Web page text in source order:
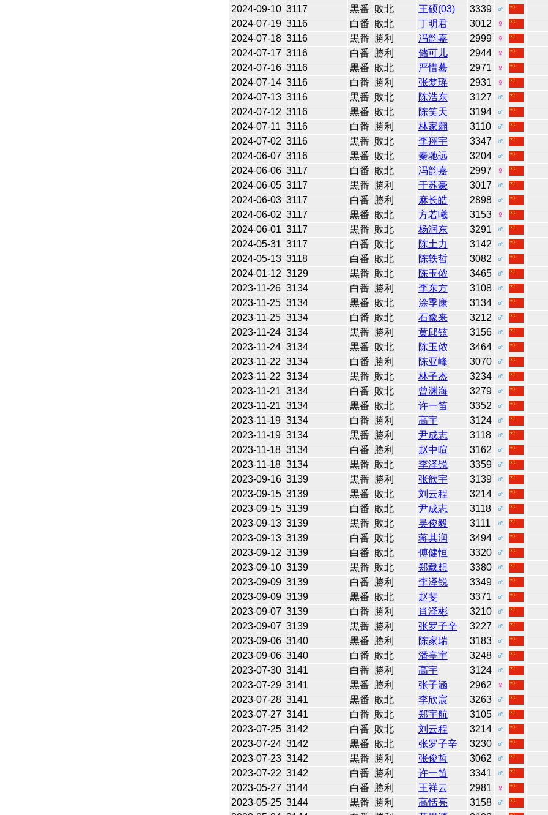
2024-09-10 3117 黒番 敗北 王硕(03) 3339
♂
2024-07-19 3116 白番 敗北 丁明君 3012
♀
2024-07-18 3116 黒番 勝利 冯韵嘉 2999
♀
2024-07-17 3116 白番 勝利 储可儿 2944
♀
2024-07-16 3116 黒番 敗北 严惜蓦 2971
♀
2024-07-14 3116 白番 勝利 张梦瑶 2931
♀
2024-07-13 3116 黒番 敗北 陈浩东 3127
♂
2024-07-12 3116 黒番 敗北 陈笑天 3194
♂
2024-07-11 3116 白番 勝利 林家翾 3110
♂
2024-07-02 3116 黒番 敗北 李翔宇 3347
♂
2024-06-07 3116 黒番 敗北 秦驰远 3204
♂
2024-06-06 3117 白番 敗北 冯韵嘉 2997
♀
2024-06-05 3117 黒番 勝利 于苏豪 3017
♂
2024-06-03 3117 白番 勝利 麻长皓 2898
♂
2024-06-02 3117 黒番 敗北 方若曦 3153
♀
2024-06-01 3117 黒番 敗北 杨润东 3291
♂
2024-05-31 3117 白番 敗北 陈土力 3142
♂
2024-05-13 3118 白番 敗北 陈轶哲 3082
♂
2024-01-12 3129 黒番 敗北 陈玉侬 3465
♂
2023-11-26 3134 白番 勝利 李东方 3108
♂
2023-11-25 3134 黒番 敗北 涂季康 3134
♂
2023-11-25 3134 白番 敗北 石豫来 3212
♂
2023-11-24 3134 黒番 勝利 黄邱铉 3156
♂
2023-11-24 3134 黒番 敗北 陈玉侬 3464
♂
2023-11-22 3134 白番 勝利 陈亚峰 3070
♂
2023-11-22 3134 黒番 敗北 林子杰 3234
♂
2023-11-21 3134 白番 敗北 曾渊海 3279
♂
2023-11-21 3134 黒番 敗北 许一笛 3352
♂
2023-11-19 3134 白番 勝利 高宇 3124
♂
2023-11-19 3134 黒番 勝利 尹成志 3118
♂
2023-11-18 3134 白番 勝利 赵中暄 3162
♂
2023-11-18 3134 黒番 敗北 李泽锐 3359
♂
2023-09-16 3139 黒番 勝利 张歆宇 3139
♂
2023-09-15 3139 黒番 敗北 刘云程 3214
♂
2023-09-15 3139 白番 敗北 尹成志 3118
♂
2023-09-13 3139 黒番 敗北 吴俊毅 3111
♂
2023-09-13 3139 白番 敗北 蒋其润 3494
♂
2023-09-12 3139 白番 敗北 傅健恒 3320
♂
2023-09-10 3139 黒番 敗北 郑载想 3380
♂
2023-09-09 3139 白番 勝利 李泽锐 3349
♂
2023-09-09 3139 黒番 敗北 赵斐 3371
♂
2023-09-07 3139 白番 勝利 肖泽彬 3210
♂
2023-09-07 3139 黒番 勝利 张罗子辛 3227
♂
2023-09-06 3140 黒番 勝利 陈家瑞 3183
♂
2023-09-06 3140 白番 敗北 潘亭宇 3248
♂
2023-07-30 3141 白番 勝利 高宇 3124
♂
2023-07-29 3141 黒番 勝利 张子涵 2962
♀
2023-07-28 3141 黒番 敗北 李欣宸 3263
♂
2023-07-27 3141 白番 敗北 郑宇航 3105
♂
2023-07-25 3142 白番 敗北 刘云程 3214
♂
2023-07-24 3142 黒番 敗北 张罗子辛 3230
♂
2023-07-23 3142 黒番 勝利 张俊哲 3062
♂
2023-07-22 3142 白番 勝利 许一笛 3341
♂
2023-05-27 3144 白番 勝利 王祥云 2981
♀
2023-05-25 3144 黒番 勝利 高恬亮 3158
♂